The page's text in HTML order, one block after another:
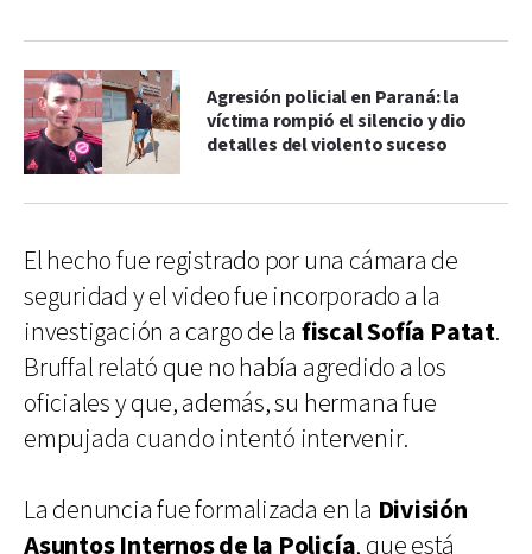
Agresión policial en Paraná: la
víctima rompió el silencio y dio
detalles del violento suceso
El hecho fue registrado por una cámara de
seguridad y el video fue incorporado a la
investigación a cargo de la fiscal Sofía Patat.
Bruffal relató que no había agredido a los
oficiales y que, además, su hermana fue
empujada cuando intentó intervenir.
La denuncia fue formalizada en la División
Asuntos Internos de la Policía, que está